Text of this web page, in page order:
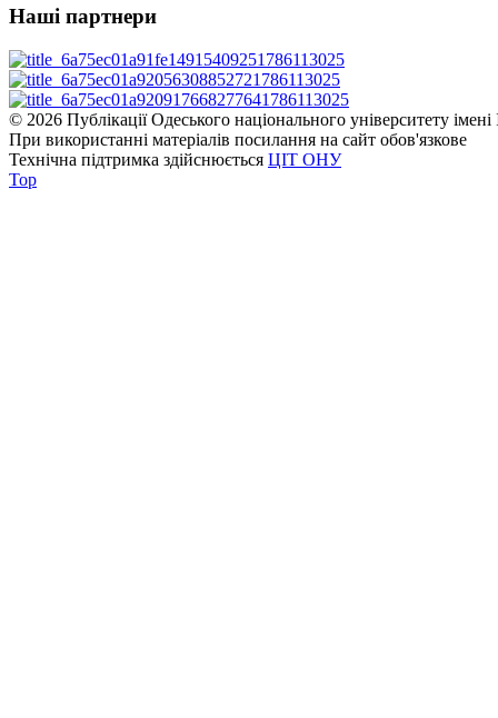
Наші партнери
© 2026 Публікації Одеського національного університету
При використанні матеріалів посилання на сайт обов'язкове
Технічна підтримка здійснюється ЦІТ ОНУ
Top